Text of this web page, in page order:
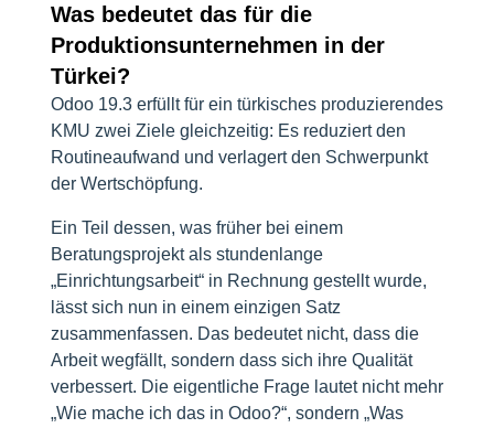
Was bedeutet das für die
Produktionsunternehmen in der
Türkei?
Odoo 19.3 erfüllt für ein türkisches produzierendes
KMU zwei Ziele gleichzeitig: Es reduziert den
Routineaufwand und verlagert den Schwerpunkt
der Wertschöpfung.
Ein Teil dessen, was früher bei einem
Beratungsprojekt als stundenlange
„Einrichtungsarbeit“ in Rechnung gestellt wurde,
lässt sich nun in einem einzigen Satz
zusammenfassen. Das bedeutet nicht, dass die
Arbeit wegfällt, sondern dass sich ihre Qualität
verbessert. Die eigentliche Frage lautet nicht mehr
„Wie mache ich das in Odoo?“, sondern „Was